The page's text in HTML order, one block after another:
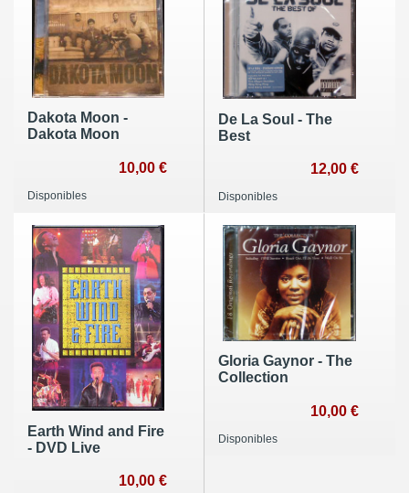
Dakota Moon -
Dakota Moon
10,00 €
Disponibles
De La Soul - The
Best
12,00 €
Disponibles
Earth Wind and Fire
- DVD Live
10,00 €
Gloria Gaynor - The
Collection
10,00 €
Disponibles